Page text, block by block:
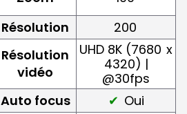
Résolution
200
Résolution
vidéo
UHD 8K (7680 x
4320) |
@30fps
Auto focus
Oui